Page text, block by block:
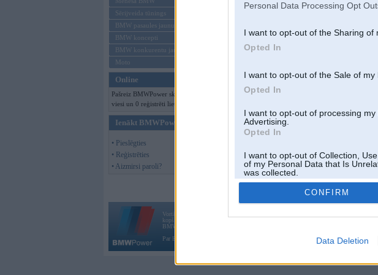
Personal Data Processing Opt
I want to opt-out of the Sharing of
Opted In
I want to opt-out of the Sale of my
Opted In
I want to opt-out of processing
Advertising.
Opted In
I want to opt-out of Collection,
of my Personal Data that Is
was collected.
Opted Out
CONFIRM
Data Deletion
Sērijveida tūnings
BMW pasaules jaunumi
BMW koncepti
BMW konkurentu jaunumi
Moto
Online
Pašreiz BMWPower skatās 155
viesi un 0 reģistrēti lietotāji.
Ienākt BMWPower
• Pieslēgties
• Reģistrēties
• Aizmirsi paroli?
Vortāls BMWPower.lv darbojas
kopš 2002. gada 14. maija. Tas nav auto klubs un nav saistīts ar
BMW AG.
Par BMWPower